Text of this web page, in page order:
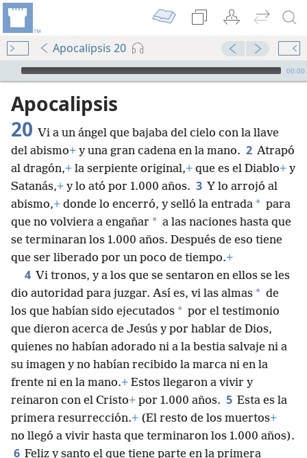
Apocalipsis 20
Audio Player
00:00
Apocalipsis
20 Vi a un ángel que bajaba del cielo con la llave
del abismo+ y una gran cadena en la mano. 2 Atrapó
al dragón,+ la serpiente original,+ que es el Diablo+ y
Satanás,+ y lo ató por 1.000 años. 3 Y lo arrojó al
abismo,+ donde lo encerró, y selló la entrada * para
que no volviera a engañar * a las naciones hasta que
se terminaran los 1.000 años. Después de eso tiene
que ser liberado por un poco de tiempo.+
4 Vi tronos, y a los que se sentaron en ellos se les
dio autoridad para juzgar. Así es, vi las almas * de
los que habían sido ejecutados * por el testimonio
que dieron acerca de Jesús y por hablar de Dios,
quienes no habían adorado ni a la bestia salvaje ni a
su imagen y no habían recibido la marca ni en la
frente ni en la mano.+ Estos llegaron a vivir y
reinaron con el Cristo+ por 1.000 años. 5 Esta es la
primera resurrección.+ (El resto de los muertos+
no llegó a vivir hasta que terminaron los 1.000 años).
6 Feliz y santo el que tiene parte en la primera